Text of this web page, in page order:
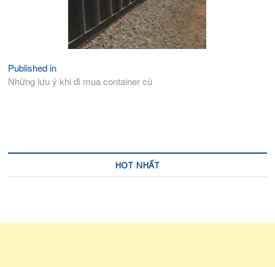
Điều
hướng
Published in
Những lưu ý khi đi mua container cũ
HOT NHẤT